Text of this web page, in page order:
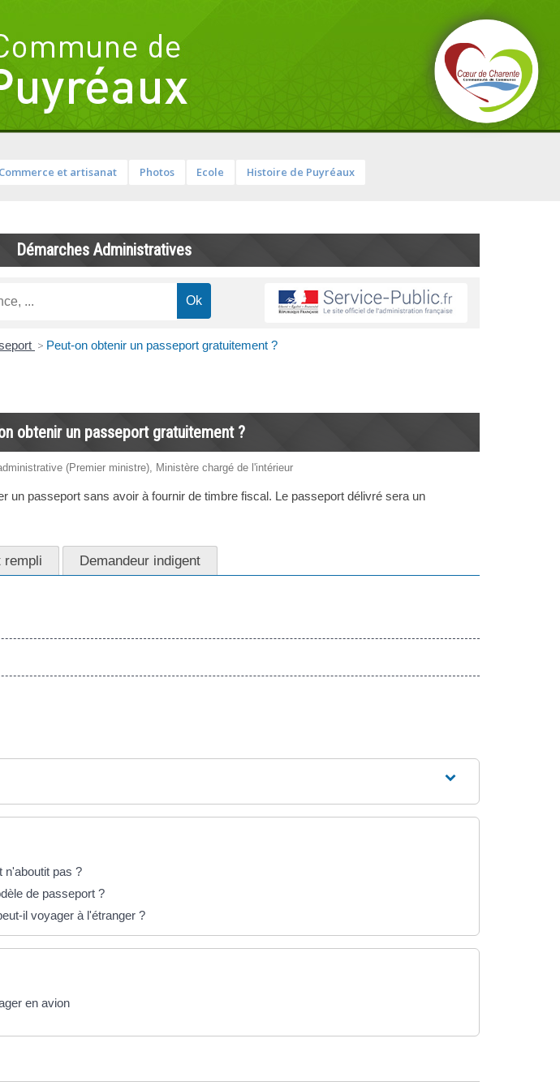
Commerce et artisanat Photos Ecole Histoire de Puyréaux
Démarches Administratives
> Peut-on obtenir un passeport gratuitement ?
obtenir un passeport gratuitement ?
(Premier ministre), Ministère chargé de l'intérieur
un passeport sans avoir à fournir de timbre fiscal. Le passeport délivré sera un
rempli Demandeur indigent
n'aboutit pas ?
de passeport ?
il voyager à l'étranger ?
en avion